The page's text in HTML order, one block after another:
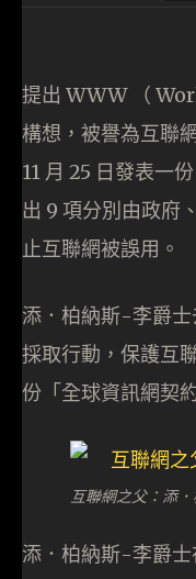
提出 WWW （
構想，被譽為互聯
11 月 25 日發表一
出 9 項分別由政府
止互聯網被誤用。
添．柏納斯-李爵
採取行動，保護互
份「全球資訊網契
互聯網之父：添
添．柏納斯-李爵